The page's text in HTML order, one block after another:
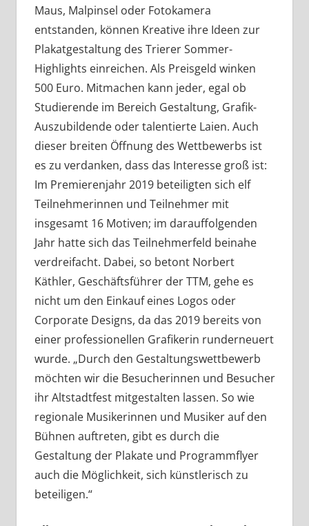
Maus, Malpinsel oder Fotokamera
entstanden, können Kreative ihre Ideen zur
Plakatgestaltung des Trierer Sommer-
Highlights einreichen. Als Preisgeld winken
500 Euro. Mitmachen kann jeder, egal ob
Studierende im Bereich Gestaltung, Grafik-
Auszubildende oder talentierte Laien. Auch
dieser breiten Öffnung des Wettbewerbs ist
es zu verdanken, dass das Interesse groß ist:
Im Premierenjahr 2019 beteiligten sich elf
Teilnehmerinnen und Teilnehmer mit
insgesamt 16 Motiven; im darauffolgenden
Jahr hatte sich das Teilnehmerfeld beinahe
verdreifacht. Dabei, so betont Norbert
Käthler, Geschäftsführer der TTM, gehe es
nicht um den Einkauf eines Logos oder
Corporate Designs, da das 2019 bereits von
einer professionellen Grafikerin runderneuert
wurde. „Durch den Gestaltungswettbewerb
möchten wir die Besucherinnen und Besucher
ihr Altstadtfest mitgestalten lassen. So wie
regionale Musikerinnen und Musiker auf den
Bühnen auftreten, gibt es durch die
Gestaltung der Plakate und Programmflyer
auch die Möglichkeit, sich künstlerisch zu
beteiligen.“